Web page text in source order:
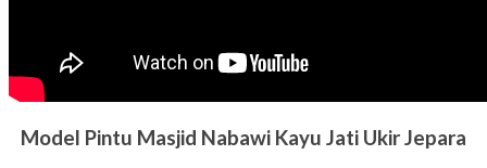
Model Pintu Masjid Nabawi Kayu Jati Ukir Jepara